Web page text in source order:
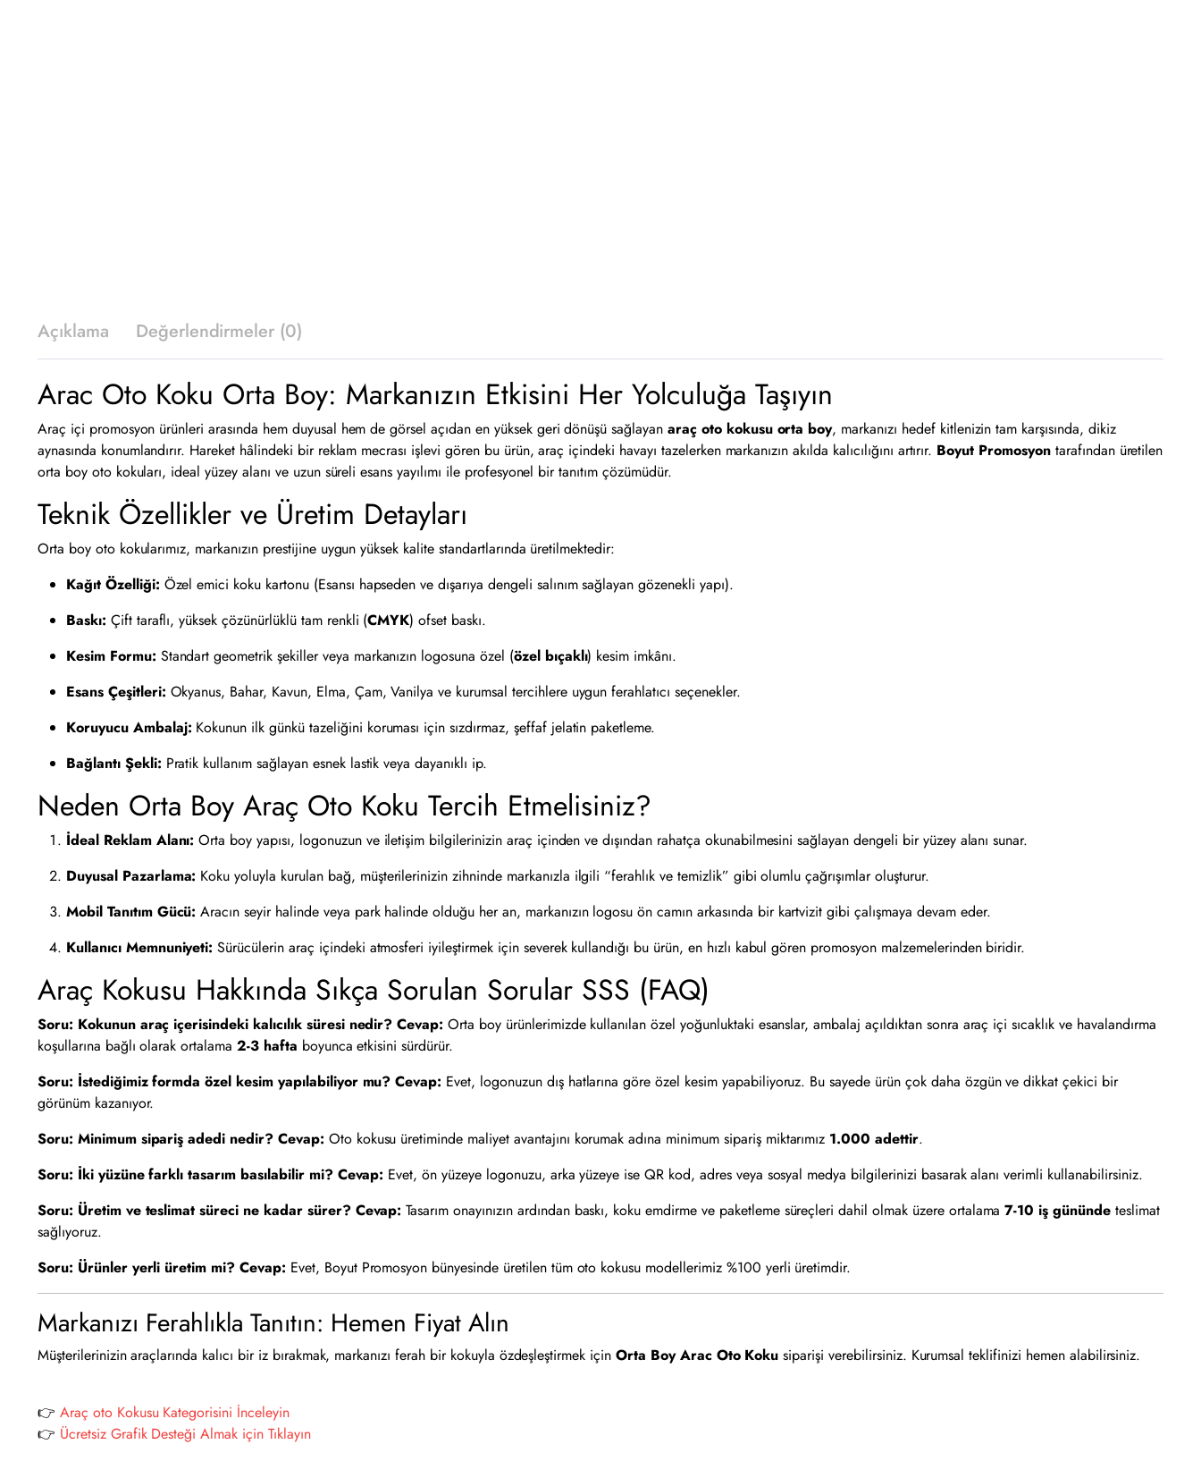
Açıklama Değerlendirmeler (0)
Arac Oto Koku Orta Boy: Markanızın Etkisini Her Yolculuğa Taşıyın
Araç içi promosyon ürünleri arasında hem duyusal hem de görsel açıdan en yüksek geri dönüşü sağlayan araç oto kokusu orta boy, markanızı hedef kitlenizin tam karşısında, dikiz
aynasında konumlandırır. Hareket hâlindeki bir reklam mecrası işlevi gören bu ürün, araç içindeki havayı tazelerken markanızın akılda kalıcılığını artırır. Boyut Promosyontarafından üretilen
orta boy oto kokuları, ideal yüzey alanı ve uzun süreli esans yayılımı ile profesyonel bir tanıtım çözümüdür.
Teknik Özellikler ve Üretim Detayları
Orta boy oto kokularımız, markanızın prestijine uygun yüksek kalite standartlarında üretilmektedir:
Kağıt Özelliği: Özel emici koku kartonu (Esansı hapseden ve dışarıya dengeli salınım sağlayan gözenekli yapı).
Baskı: Çift taraflı, yüksek çözünürlüklü tam renkli (CMYK) ofset baskı.
Kesim Formu: Standart geometrik şekiller veya markanızın logosuna özel (özel bıçaklı) kesim imkânı.
Esans Çeşitleri: Okyanus, Bahar, Kavun, Elma, Çam, Vanilya ve kurumsal tercihlere uygun ferahlatıcı seçenekler.
Koruyucu Ambalaj: Kokunun ilk günkü tazeliğini koruması için sızdırmaz, şeffaf jelatin paketleme.
Bağlantı Şekli: Pratik kullanım sağlayan esnek lastik veya dayanıklı ip.
Neden Orta Boy Araç Oto Koku Tercih Etmelisiniz?
İdeal Reklam Alanı: Orta boy yapısı, logonuzun ve iletişim bilgilerinizin araç içinden ve dışından rahatça okunabilmesini sağlayan dengeli bir yüzey alanı sunar.
Duyusal Pazarlama: Koku yoluyla kurulan bağ, müşterilerinizin zihninde markanızla ilgili “ferahlık ve temizlik” gibi olumlu çağrışımlar oluşturur.
Mobil Tanıtım Gücü: Aracın seyir halinde veya park halinde olduğu her an, markanızın logosu ön camın arkasında bir kartvizit gibi çalışmaya devam eder.
Kullanıcı Memnuniyeti: Sürücülerin araç içindeki atmosferi iyileştirmek için severek kullandığı bu ürün, en hızlı kabul gören promosyon malzemelerinden biridir.
Araç Kokusu Hakkında Sıkça Sorulan Sorular SSS (FAQ)
Soru: Kokunun araç içerisindeki kalıcılık süresi nedir? Cevap: Orta boy ürünlerimizde kullanılan özel yoğunluktaki esanslar, ambalaj açıldıktan sonra araç içi sıcaklık ve havalandırma
koşullarına bağlı olarak ortalama 2-3 hafta boyunca etkisini sürdürür.
Soru: İstediğimiz formda özel kesim yapılabiliyor mu? Cevap: Evet, logonuzun dış hatlarına göre özel kesim yapabiliyoruz. Bu sayede ürün çok daha özgün ve dikkat çekici bir
görünüm kazanıyor.
Soru: Minimum sipariş adedi nedir? Cevap: Oto kokusu üretiminde maliyet avantajını korumak adına minimum sipariş miktarımız 1.000 adettir.
Soru: İki yüzüne farklı tasarım basılabilir mi? Cevap: Evet, ön yüzeye logonuzu, arka yüzeye ise QR kod, adres veya sosyal medya bilgilerinizi basarak alanı verimli kullanabilirsiniz.
Soru: Üretim ve teslimat süreci ne kadar sürer? Cevap: Tasarım onayınızın ardından baskı, koku emdirme ve paketleme süreçleri dahil olmak üzere ortalama7-10 iş gününde teslimat
sağlıyoruz.
Soru: Ürünler yerli üretim mi? Cevap: Evet, Boyut Promosyon bünyesinde üretilen tüm oto kokusu modellerimiz %100 yerli üretimdir.
Markanızı Ferahlıkla Tanıtın: Hemen Fiyat Alın
Müşterilerinizin araçlarında kalıcı bir iz bırakmak, markanızı ferah bir kokuyla özdeşleştirmek için Orta Boy Arac Oto Koku siparişi verebilirsiniz. Kurumsal teklifinizi hemen alabilirsiniz.
👉 Araç oto Kokusu Kategorisini İnceleyin
👉 Ücretsiz Grafik Desteği Almak için Tıklayın